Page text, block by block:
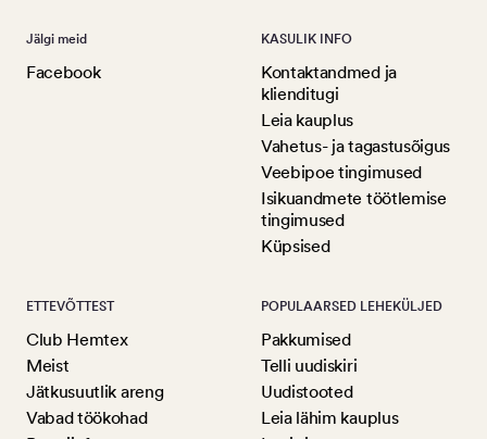
Jälgi meid
Facebook
KASULIK INFO
Kontaktandmed ja
klienditugi
Leia kauplus
Vahetus- ja tagastusõigus
Veebipoe tingimused
Isikuandmete töötlemise
tingimused
Küpsised
ETTEVÕTTEST
Club Hemtex
Meist
Jätkusuutlik areng
Vabad töökohad
POPULAARSED LEHEKÜLJED
Pakkumised
Telli uudiskiri
Uudistooted
Leia lähim kauplus